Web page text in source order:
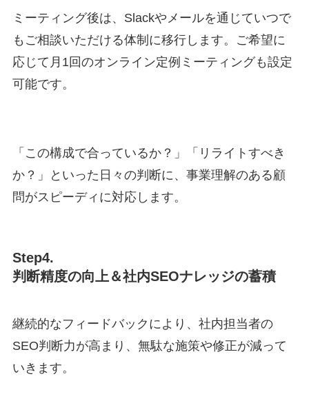
ミーティング後は、Slackやメールを通じていつで
もご相談いただける体制に移行します。ご希望に
応じて月1回のオンライン定例ミーティングも設定
可能です。
「この構成で合っているか？」「リライトすべき
か？」といった日々の判断に、事業理解のある顧
問がスピーディに対応します。
Step4.
判断精度の向上＆社内SEOナレッジの蓄積
継続的なフィードバックにより、社内担当者の
SEO判断力が高まり、無駄な施策や修正が減って
いきます。